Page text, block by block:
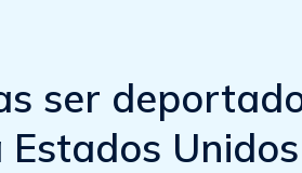
ser
Unidos